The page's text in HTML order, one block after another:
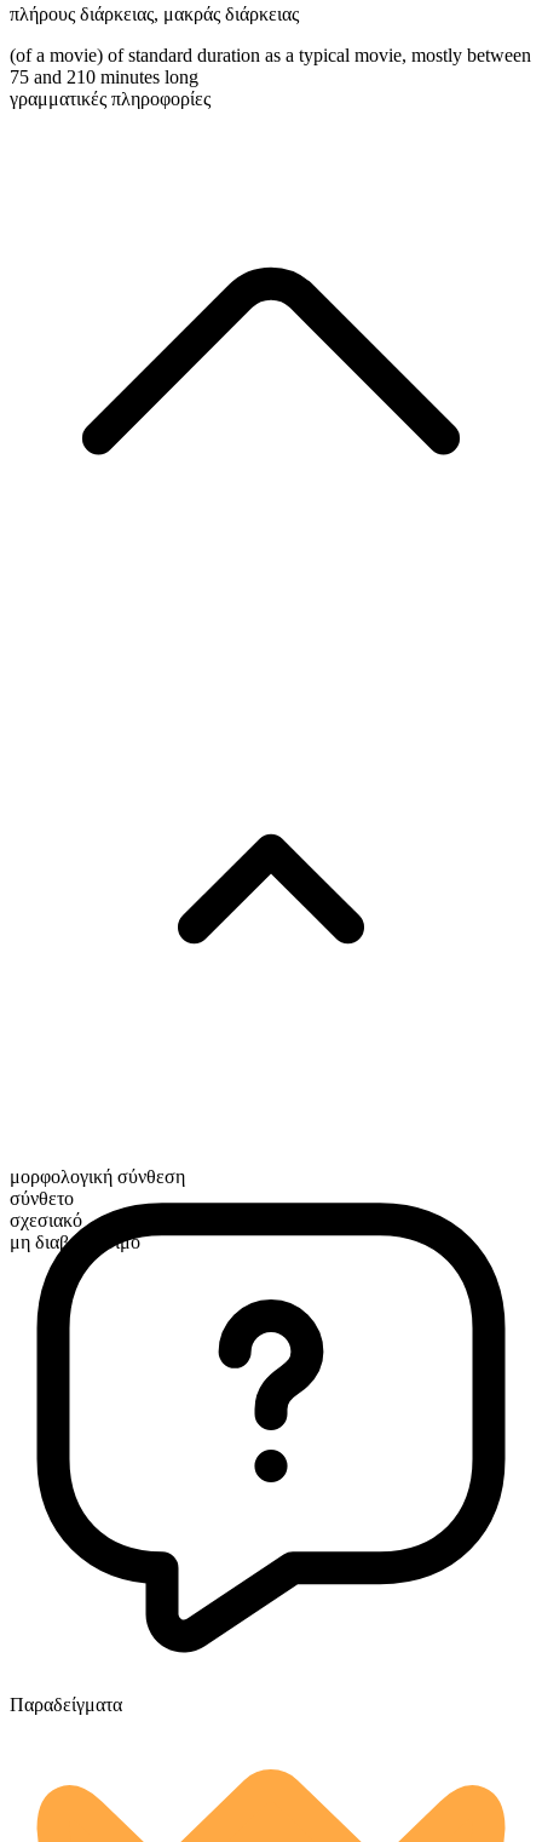
πλήρους διάρκειας, μακράς διάρκειας
(of a movie) of standard duration as a typical movie, mostly between
75 and 210 minutes long
γραμματικές πληροφορίες
μορφολογική σύνθεση
σύνθετο
σχεσιακό
μη διαβαθμίσιμο
Παραδείγματα